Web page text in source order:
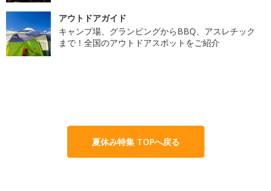
アウトドアガイド
キャンプ場、グランピングからBBQ、アスレチック
まで！全国のアウトドアスポットをご紹介
夏休み特集 TOPへ戻る